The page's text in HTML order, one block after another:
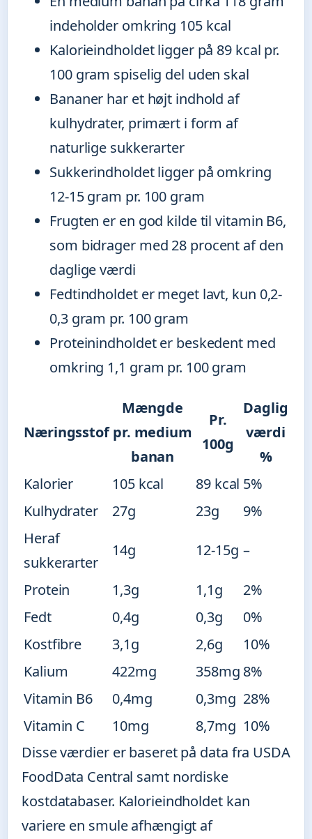
indeholder omkring 105 kcal
Kalorieindholdet ligger på 89 kcal pr.
100 gram spiselig del uden skal
Bananer har et højt indhold af
kulhydrater, primært i form af
naturlige sukkerarter
Sukkerindholdet ligger på omkring
12-15 gram pr. 100 gram
Frugten er en god kilde til vitamin B6,
som bidrager med 28 procent af den
daglige værdi
Fedtindholdet er meget lavt, kun 0,2-
0,3 gram pr. 100 gram
Proteinindholdet er beskedent med
omkring 1,1 gram pr. 100 gram
Næringsstof
Mængde
pr. medium
banan
Pr.
100g
Daglig
værdi
%
Kalorier
105 kcal 89 kcal 5%
Kulhydrater
27g 23g
9%
Heraf
sukkerarter
14g 12-15g –
Protein 1,3g 1,1g
2%
Fedt
0,4g 0,3g
0%
Kostfibre
3,1g 2,6g
10%
Kalium
422mg 358mg 8%
Vitamin B6
0,4mg 0,3mg 28%
Vitamin C
10mg 8,7mg 10%
Disse værdier er baseret på data fra USDA
FoodData Central samt nordiske
kostdatabaser. Kalorieindholdet kan
variere en smule afhængigt af